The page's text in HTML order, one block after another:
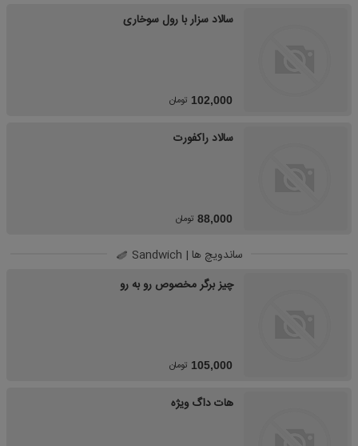
سالاد سزار با رول سوخاری
102,000 تومان
سالاد راکفورت
88,000 تومان
ساندویچ ها | Sandwich
چیز برگر مخصوص رو به رو
105,000 تومان
هات داگ ویژه